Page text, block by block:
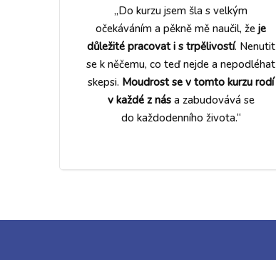
„Do kurzu jsem šla s velkým
očekáváním a pěkně mě naučil, žeje
důležité pracovat i s trpělivostí. Nenutit
se k něčemu, co teď nejde a nepodléhat
skepsi. Moudrost se v tomto kurzu rodí
v každé z nása zabudovává se
do každodenního života.“